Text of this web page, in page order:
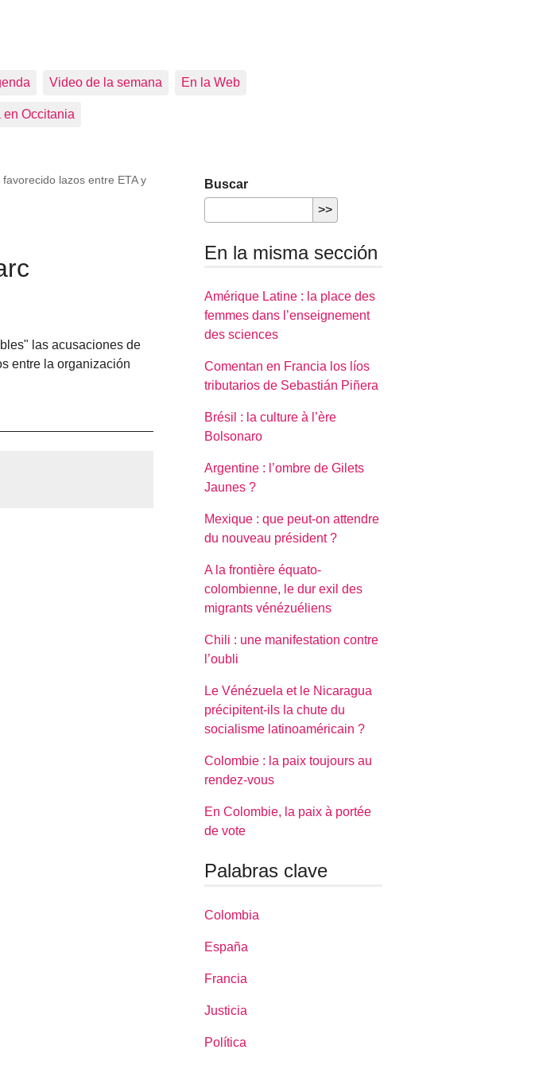
Video de la semana En la Web
Occitania
lazos entre ETA y
las acusaciones de
entre la organización
Buscar
En la misma sección
Amérique Latine : la place des
femmes dans l’enseignement
des sciences
Comentan en Francia los líos
tributarios de Sebastián Piñera
Brésil : la culture à l’ère
Bolsonaro
Argentine : l’ombre de Gilets
Jaunes ?
Mexique : que peut-on attendre
du nouveau président ?
A la frontière équato-
colombienne, le dur exil des
migrants vénézuéliens
Chili : une manifestation contre
l’oubli
Le Vénézuela et le Nicaragua
précipitent-ils la chute du
socialisme latinoaméricain ?
Colombie : la paix toujours au
rendez-vous
En Colombie, la paix à portée
de vote
Palabras clave
Colombia
España
Francia
Justicia
Política